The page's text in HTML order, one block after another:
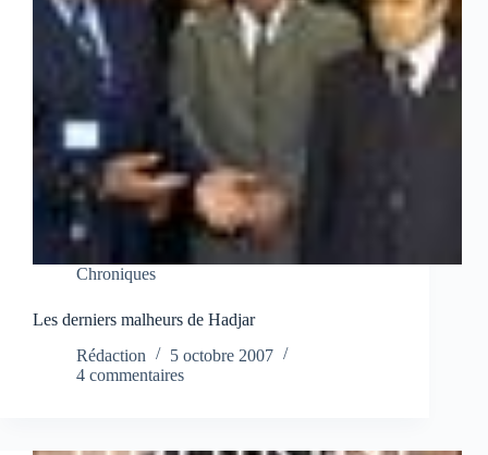
Chroniques
Les derniers malheurs de Hadjar
Rédaction
5 octobre 2007
4 commentaires